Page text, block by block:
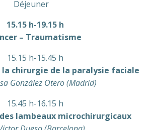
Déjeuner
15.15 h-19.15 h
– Traumatisme
15.15 h-15.45 h
chirurgie de la paralysie faciale
González Otero (Madrid)
15.45 h-16.15 h
lambeaux microchirurgicaux